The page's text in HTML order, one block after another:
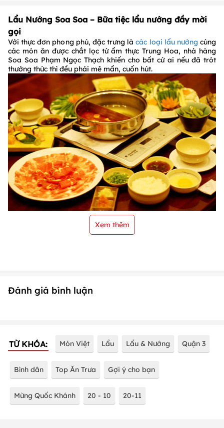
Lẩu Nướng Soa Soa – Bữa tiệc lẩu nướng đầy mời
gọi
Với thực đơn phong phú, đặc trưng làcác loại lẩu nướng cùng
các món ăn được chắt lọc từ ẩm thực Trung Hoa, nhà hàng
Soa Soa Phạm Ngọc Thạch khiến cho bất cứ ai nếu đã trót
thưởng thức thì đều phải mê mẩn, cuốn hút.
Xem thêm
Đánh giá bình luận
TỪ KHÓA: Món Việt Lẩu Lẩu & Nướng Quận 3
Bình dân Top Ăn Trưa Gợi ý cho bạn
Mừng Quốc Khánh 20 - 10 20-11